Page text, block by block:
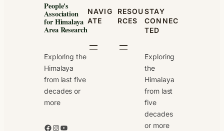
People's
Association
for Himalaya
Area Research
Exploring the
Himalaya
from last five
decades or
more
Facebook Instagram YouTube
NAVIG
ATE
RESOU
RCES
STAY
CONNEC
TED
Exploring
the
Himalaya
from last
five
decades
or more